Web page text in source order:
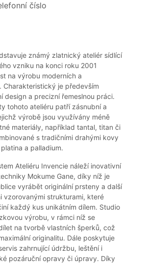
číslo
známý zlatnický ateliér sídlící
vzniku na konci roku 2001
na výrobu moderních a
Charakteristický je především
design a precizní řemeslnou práci.
tohoto ateliéru patří zásnubní a
výrobě jsou využívány méně
materiály, například tantal, titan či
s tradičními drahými kovy
a palladium.
Ateliéru Invencie náleží inovativní
Mokume Gane, díky níž je
vyrábět originální prsteny a další
vzorovanými strukturami, které
každý kus unikátním dílem. Studio
výrobu, v rámci níž se
na tvorbě vlastních šperků, což
originalitu. Dále poskytuje
zahrnující údržbu, leštění i
pozáruční opravy či úpravy. Díky